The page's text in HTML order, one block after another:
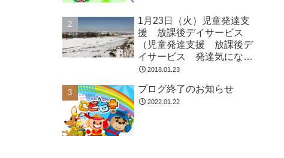
1月23日（火）児童発達支
援 放課後デイサービス
（児童発達支援 放課後デ
イサービス 発達気にな
る 放デイ 自閉症 学習
スペルガー症候群
2018.01.23
ブログ終了のお知らせ
2022.01.22